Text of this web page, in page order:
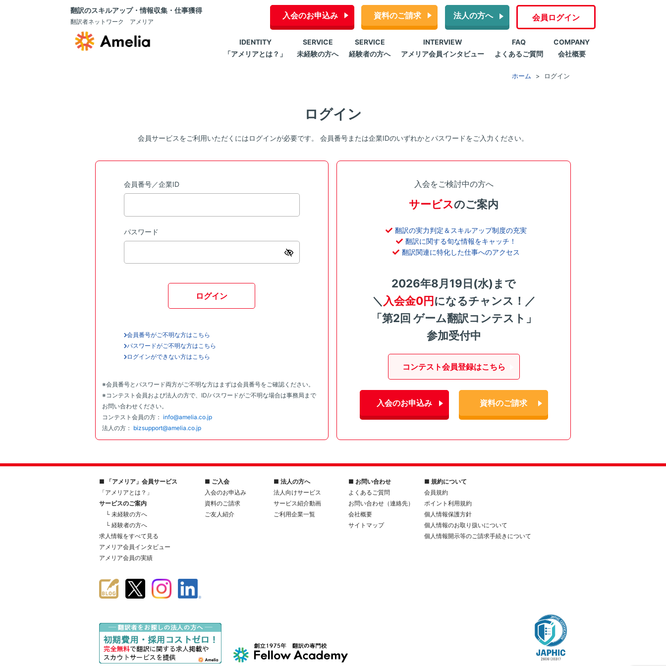
翻訳のスキルアップ・情報収集・仕事獲得
翻訳者ネットワーク アメリア
入会のお申込み 資料のご請求 法人の方へ 会員ログイン
IDENTITY
「アメリアとは？」
SERVICE
未経験の方へ
SERVICE
経験者の方へ
INTERVIEW
アメリア会員インタビュー
FAQ
よくあるご質問
COMPANY
会社概要
ホーム ログイン
ログイン
会員サービスをご利用いただくにはログインが必要です。 会員番号または企業IDのいずれかとパスワードをご入力ください。
会員番号／企業ID
パスワード
ログイン
会員番号がご不明な方はこちら
パスワードがご不明な方はこちら
ログインができない方はこちら
※会員番号とパスワード両方がご不明な方はまずは会員番号をご確認ください。
※コンテスト会員および法人の方で、ID/パスワードがご不明な場合は事務局まで
お問い合わせください。
コンテスト会員の方： info@amelia.co.jp
法人の方： bizsupport@amelia.co.jp
入会をご検討中の方へ
サービスのご案内
翻訳の実力判定＆スキルアップ制度の充実
翻訳に関する旬な情報をキャッチ！
翻訳関連に特化した仕事へのアクセス
2026年8月19日(水)まで
＼ 入会金0円になるチャンス！／
「第2回 ゲーム翻訳コンテスト」
参加受付中
コンテスト会員登録はこちら
入会のお申込み 資料のご請求
■ 「アメリア」会員サービス
「アメリアとは？」
サービスのご案内
└ 未経験の方へ
└ 経験者の方へ
求人情報をすべて見る
アメリア会員インタビュー
アメリア会員の実績
■ ご入会
入会のお申込み
資料のご請求
ご友人紹介
■ 法人の方へ
法人向けサービス
サービス紹介動画
ご利用企業一覧
■ お問い合わせ
よくあるご質問
お問い合わせ（連絡先）
会社概要
サイトマップ
■ 規約について
会員規約
ポイント利用規約
個人情報保護方針
個人情報のお取り扱いについて
個人情報開示等のご請求手続きについて